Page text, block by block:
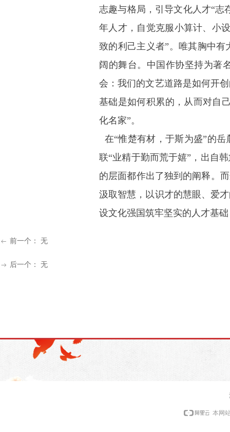
志趣与格局，引导文化人才“志
年人才，自觉克服小算计、小
致的利己主义者”。唯其胸中
阔的舞台。中国作协坚持为著
会：我们的文艺道路是如何开
基础是如何积累的，从而对自
化名家”。
在“惟楚有材，于斯为盛”的
联“业精于勤而荒于嬉”，出自
的层面都作出了独到的阐释。
汲取智慧，以识才的慧眼、爱
设文化强国筑牢坚实的人才基
ꂃ 前一个： 无
ꁹ 后一个： 无
本网